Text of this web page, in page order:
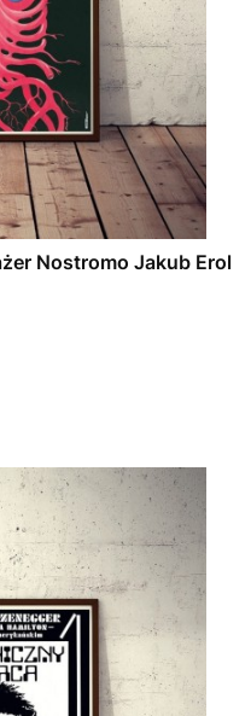
Nostromo Jakub Erol